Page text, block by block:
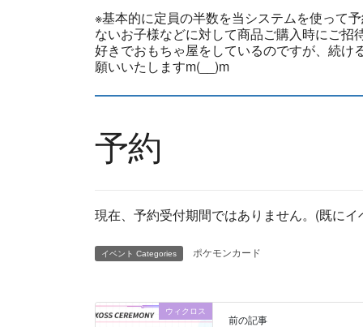
※基本的に定員の半数を当システムを使って
ないお子様などに対して商品ご購入時にご
好きでおもちゃ屋をしているのですが、続
願いいたしますm(__)m
予約
現在、予約受付期間ではありません。(既に
イベント Categories ポケモンカード
ウィクロス
前の記事